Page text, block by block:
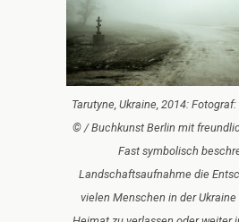
Tarutyne, Ukraine, 2014:
© / Buchkunst Berlin mit
Fast symbolisch
Landschaftsaufnahme die
vielen Menschen in der